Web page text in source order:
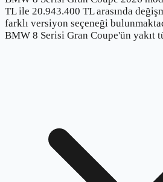
TL ile 20.943.400 TL arasında
farklı versiyon seçeneği
BMW 8 Serisi Gran Coupe'ün yakıt